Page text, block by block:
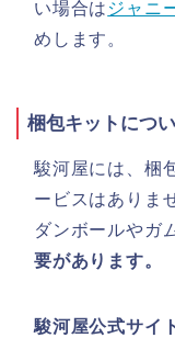
い場合は ジャニ
めします。
梱包キットにつ
駿河屋には、梱
ービスはありま
ダンボールやガ
要があります。
駿河屋公式サイ